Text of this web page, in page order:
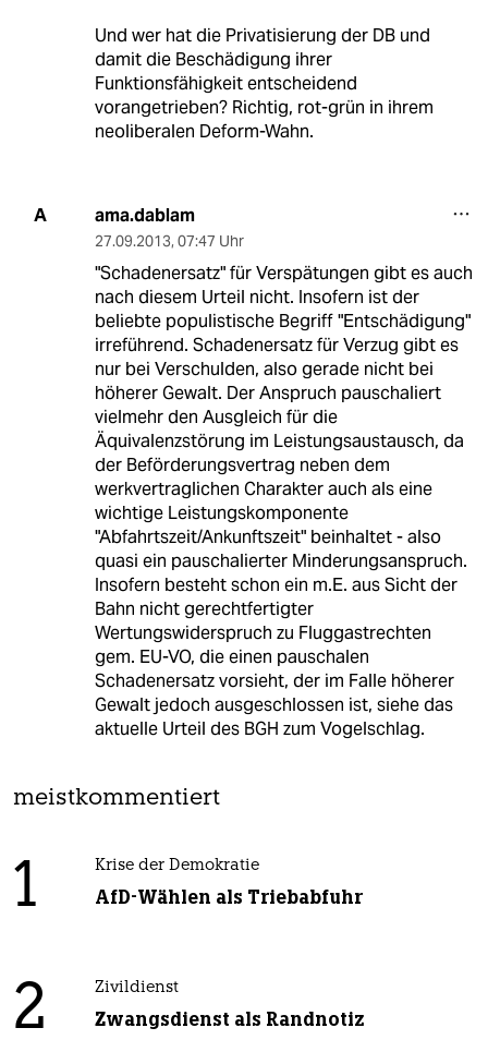
Und wer hat die Privatisierung der DB und
damit die Beschädigung ihrer
Funktionsfähigkeit entscheidend
vorangetrieben? Richtig, rot-grün in ihrem
neoliberalen Deform-Wahn.
A ama.dablam
27.09.2013, 07:47 Uhr
"Schadenersatz" für Verspätungen gibt es auch
nach diesem Urteil nicht. Insofern ist der
beliebte populistische Begriff "Entschädigung"
irreführend. Schadenersatz für Verzug gibt es
nur bei Verschulden, also gerade nicht bei
höherer Gewalt. Der Anspruch pauschaliert
vielmehr den Ausgleich für die
Äquivalenzstörung im Leistungsaustausch, da
der Beförderungsvertrag neben dem
werkvertraglichen Charakter auch als eine
wichtige Leistungskomponente
"Abfahrtszeit/Ankunftszeit" beinhaltet - also
quasi ein pauschalierter Minderungsanspruch.
Insofern besteht schon ein m.E. aus Sicht der
Bahn nicht gerechtfertigter
Wertungswiderspruch zu Fluggastrechten
gem. EU-VO, die einen pauschalen
Schadenersatz vorsieht, der im Falle höherer
Gewalt jedoch ausgeschlossen ist, siehe das
aktuelle Urteil des BGH zum Vogelschlag.
meistkommentiert
1 Krise der Demokratie
AfD-Wählen als Triebabfuhr
2 Zivildienst
Zwangsdienst als Randnotiz